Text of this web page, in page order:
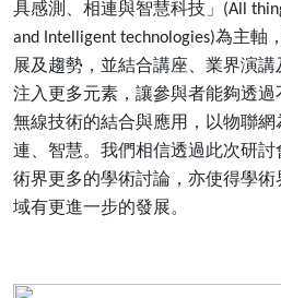
具感測、相連與智慧科技」 (All
and Intelligent technologies)為主軸
展及趨勢，並結合講座、業界演
注入更多元素，讓參與者能夠透
無線技術的結合與應用，以物聯
連、智慧。我們相信透過此次研
術界更多的學術討論，亦使得學
域有更進一步的發展。